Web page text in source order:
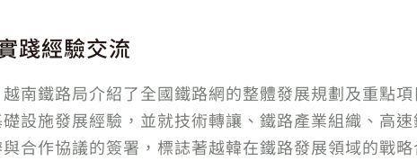
踐經驗交流
南鐵路局介紹了全國鐵路網的整體發展規劃及重點
設施發展經驗，並就技術轉讓、鐵路產業組織、高
合作協議的簽署，標誌著越韓在鐵路發展領域的戰